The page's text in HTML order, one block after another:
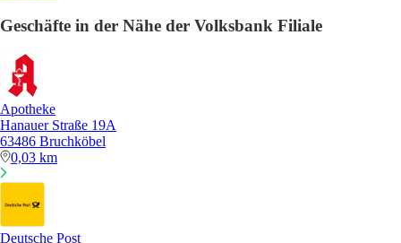
Geschäfte in der Nähe der Volksbank Filiale
Apotheke
Hanauer Straße 19A
63486 Bruchköbel
0,03 km
Deutsche Post